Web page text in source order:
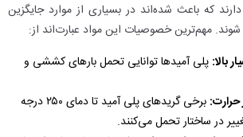
که باعث شده‌اند در بسیاری از موارد جایگزین
شوند. مهم‌ترین خصوصیات این مواد عبارت‌اند از:
بالا: پلی آمیدها توانایی تحمل بارهای کششی و
حرارت:
برخی گریدهای پلی آمید تا دمای ۲۵۰ درجه
در ساختار تحمل می‌کنند.